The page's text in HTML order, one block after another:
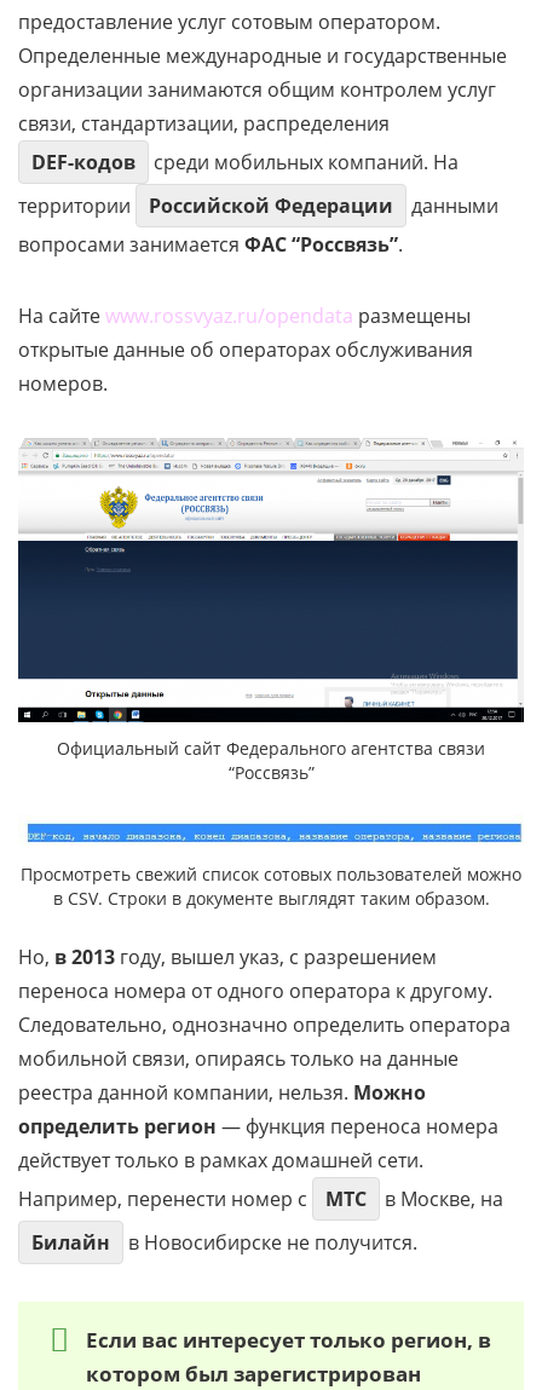
предоставление услуг сотовым оператором.
Определенные международные и государственные
организации занимаются общим контролем услуг
связи, стандартизации, распределения
DEF-кодов
среди мобильных компаний. На
территории
Российской Федерации
данными
вопросами занимается ФАС “Россвязь”.
На сайтеwww.rossvyaz.ru/opendata размещены
открытые данные об операторах обслуживания
номеров.
Официальный сайт Федерального агентства связи
“Россвязь”
Просмотреть свежий список сотовых пользователей можно
в CSV. Строки в документе выглядят таким образом.
Но, в 2013 году, вышел указ, с разрешением
переноса номера от одного оператора к другому.
Следовательно, однозначно определить оператора
мобильной связи, опираясь только на данные
реестра данной компании, нельзя. Можно
определить регион — функция переноса номера
действует только в рамках домашней сети.
Например, перенести номер с
МТС
в Москве, на
Билайн
в Новосибирске не получится.
Если вас интересует только регион, в
котором был зарегистрирован